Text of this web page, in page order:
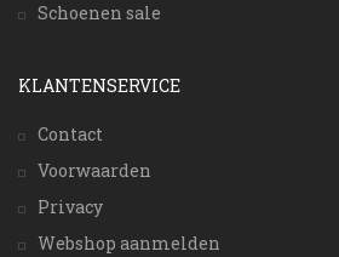
Schoenen sale
KLANTENSERVICE
Contact
Voorwaarden
Privacy
Webshop aanmelden